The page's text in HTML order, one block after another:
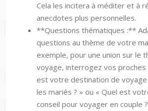
Cela les incitera à méditer et à
anecdotes plus personnelles.
**Questions thématiques :**
questions au thème de votre
exemple, pour une union sur le
voyage, interrogez vos proches
est votre destination de
les mariés ? » ou « Quel est
conseil pour voyager en couple